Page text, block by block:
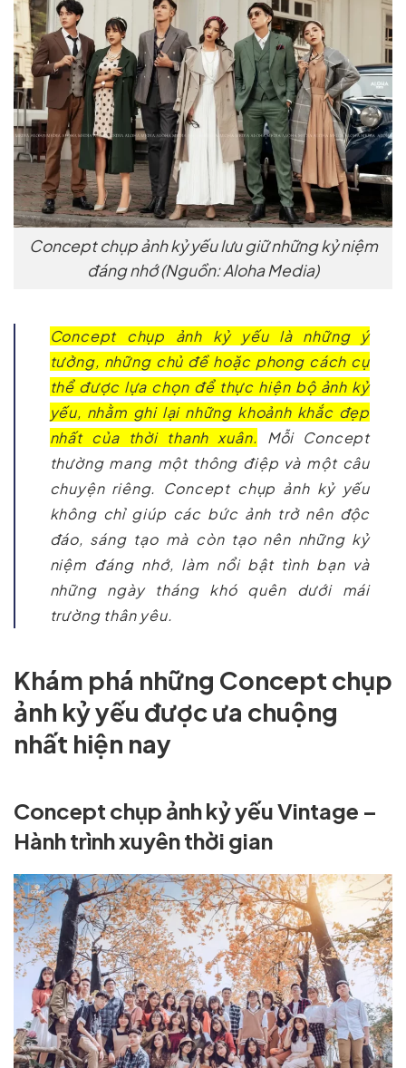
Concept chụp ảnh kỷ yếu lưu giữ những kỷ niệm
đáng nhớ (Nguồn: Aloha Media)
Concept chụp ảnh kỷ yếu là những ý
tưởng, những chủ đề hoặc phong cách cụ
thể được lựa chọn để thực hiện bộ ảnh kỷ
yếu, nhằm ghi lại những khoảnh khắc đẹp
nhất của thời thanh xuân. Mỗi Concept
thường mang một thông điệp và một câu
chuyện riêng. Concept chụp ảnh kỷ yếu
không chỉ giúp các bức ảnh trở nên độc
đáo, sáng tạo mà còn tạo nên những kỷ
niệm đáng nhớ, làm nổi bật tình bạn và
những ngày tháng khó quên dưới mái
trường thân yêu.
Khám phá những Concept chụp
ảnh kỷ yếu được ưa chuộng
nhất hiện nay
Concept chụp ảnh kỷ yếu Vintage –
Hành trình xuyên thời gian